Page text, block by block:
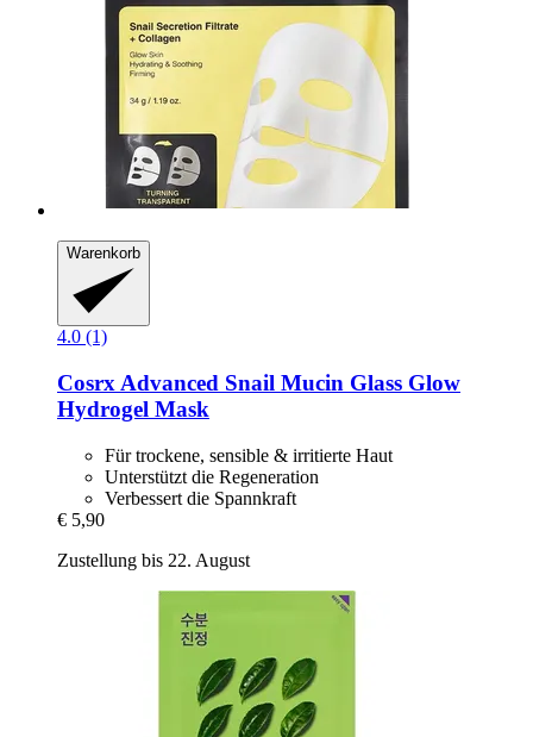
Warenkorb
4.0 (1)
Cosrx Advanced Snail Mucin Glass Glow
Hydrogel Mask
Für trockene, sensible & irritierte Haut
Unterstützt die Regeneration
Verbessert die Spannkraft
€ 5,90
Zustellung bis 22. August